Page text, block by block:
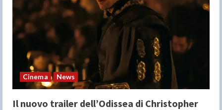
a
d
n
g
Cinema News
Il nuovo trailer dell’Odissea di Christopher